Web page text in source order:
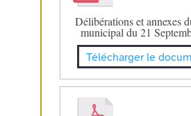
Délibérations et annexes
municipal du 21
Télécharger le